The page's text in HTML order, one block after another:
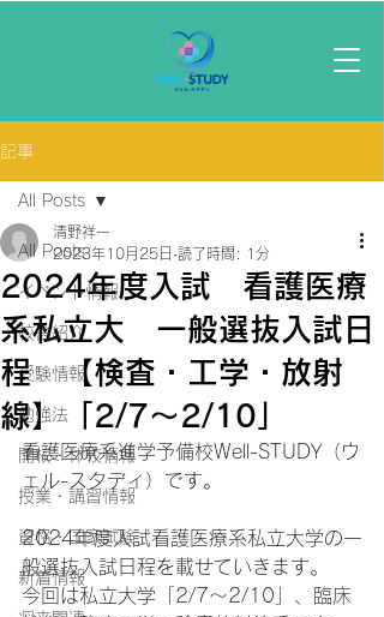
記事
All Posts
イベント情報
校舎紹介
受験情報
勉強法
開校・休校情報
授業・講習情報
資格・国家試験
新着情報
All Posts
2024年度入試 看護医療
系私立大 一般選抜入試日
程 【検査・工学・放射
線】「2/7～2/10」
清野祥一
2023年10月25日 読了時間: 1分
看護医療系進学予備校Well-STUDY（ウ
ェル-スタディ）です。
2024年度入試看護医療系私立大学の一
般選抜入試日程を載せていきます。
今回は私立大学「2/7～2/10」、臨床